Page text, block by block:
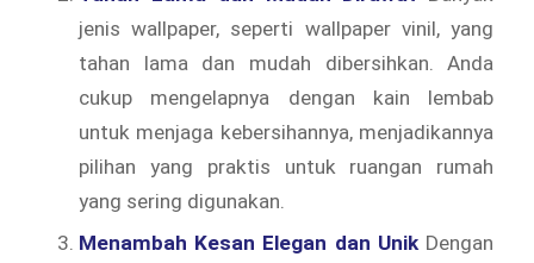
jenis wallpaper, seperti wallpaper vinil, yang
tahan lama dan mudah dibersihkan. Anda
cukup mengelapnya dengan kain lembab
untuk menjaga kebersihannya, menjadikannya
pilihan yang praktis untuk ruangan rumah
yang sering digunakan.
Menambah Kesan Elegan dan Unik Dengan